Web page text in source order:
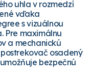
uhla v rozmedzí
vďaka
s vizuálnou
Pre maximálnu
a mechanickú
osadený
bezpečnú